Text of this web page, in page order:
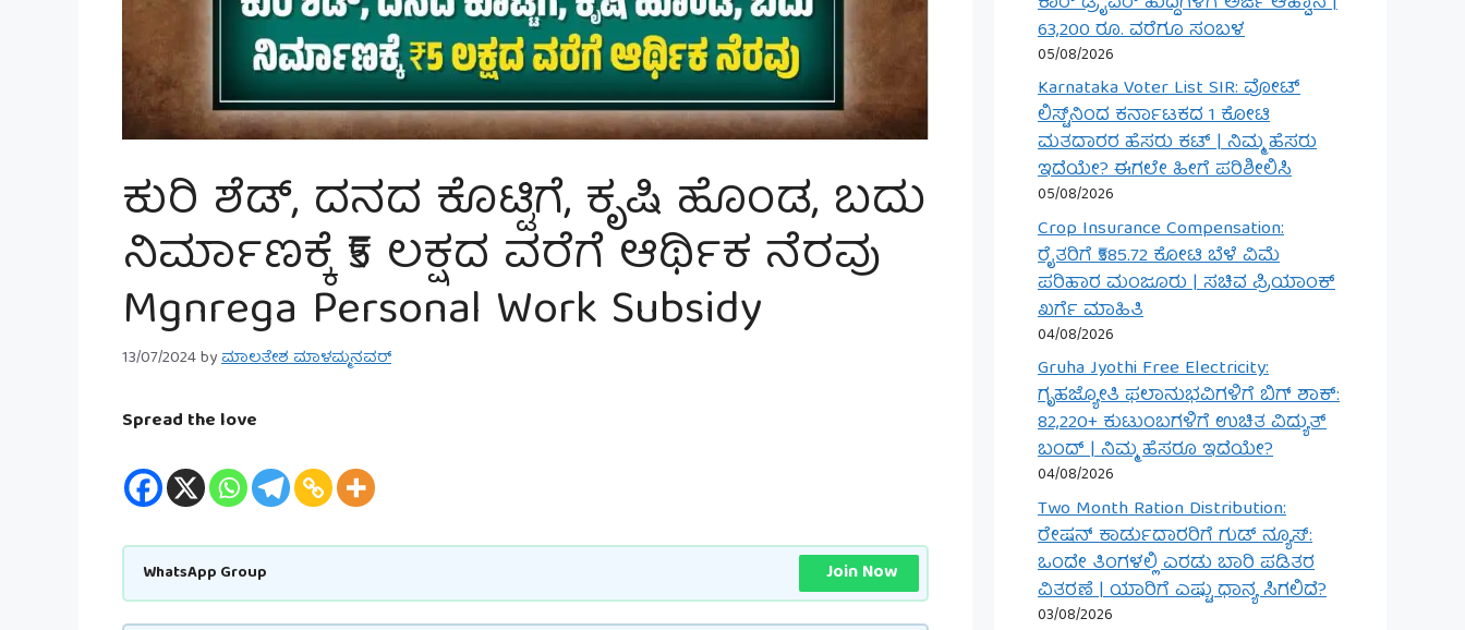
ಕುರಿ ಶೆಡ್, ದನದ ಕೊಟ್ಟಿಗೆ, ಕೃಷಿ ಹೊಂಡ, ಬದು
ನಿರ್ಮಾಣಕ್ಕೆ ₹5 ಲಕ್ಷದ ವರೆಗೆ ಆರ್ಥಿಕ ನೆರವು
Mgnrega Personal Work Subsidy
13/07/2024byಮಾಲತೇಶ ಮಾಳಮ್ಮನವರ್
Spread the love
WhatsApp Group Join Now
63,200 ರೂ. ವರೆಗೂ ಸಂಬಳ
05/08/2026
Karnataka Voter List SIR: ವೋಟ್
ಲಿಸ್ಟ್‌ನಿಂದ ಕರ್ನಾಟಕದ 1 ಕೋಟಿ
ಮತದಾರರ ಹೆಸರು ಕಟ್ | ನಿಮ್ಮ ಹೆಸರು
ಇದೆಯೇ? ಈಗಲೇ ಹೀಗೆ ಪರಿಶೀಲಿಸಿ
05/08/2026
Crop Insurance Compensation:
ರೈತರಿಗೆ ₹585.72 ಕೋಟಿ ಬೆಳೆ ವಿಮೆ
ಪರಿಹಾರ ಮಂಜೂರು | ಸಚಿವ ಪ್ರಿಯಾಂಕ್
ಖರ್ಗೆ ಮಾಹಿತಿ
04/08/2026
Gruha Jyothi Free Electricity:
ಗೃಹಜ್ಯೋತಿ ಫಲಾನುಭವಿಗಳಿಗೆ ಬಿಗ್ ಶಾಕ್:
82,220+ ಕುಟುಂಬಗಳಿಗೆ ಉಚಿತ ವಿದ್ಯುತ್
ಬಂದ್ | ನಿಮ್ಮ ಹೆಸರೂ ಇದೆಯೇ?
04/08/2026
Two Month Ration Distribution:
ರೇಷನ್ ಕಾರ್ಡುದಾರರಿಗೆ ಗುಡ್ ನ್ಯೂಸ್:
ಒಂದೇ ತಿಂಗಳಲ್ಲಿ ಎರಡು ಬಾರಿ ಪಡಿತರ
ವಿತರಣೆ | ಯಾರಿಗೆ ಎಷ್ಟು ಧಾನ್ಯ ಸಿಗಲಿದೆ?
03/08/2026